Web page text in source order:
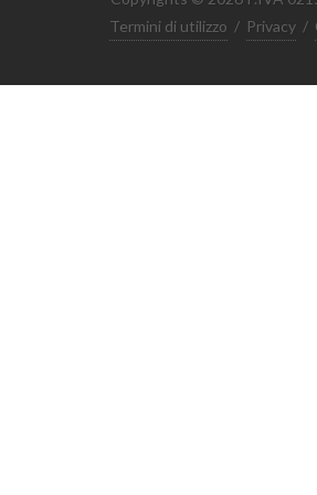
Termini di utilizzo / Privacy /